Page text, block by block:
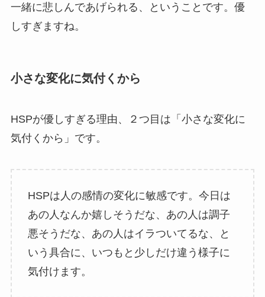
一緒に悲しんであげられる、ということです。優
しすぎますね。
小さな変化に気付くから
HSPが優しすぎる理由、２つ目は「小さな変化に
気付くから」です。
HSPは人の感情の変化に敏感です。今日は
あの人なんか嬉しそうだな、あの人は調子
悪そうだな、あの人はイラついてるな、と
いう具合に、いつもと少しだけ違う様子に
気付けます。